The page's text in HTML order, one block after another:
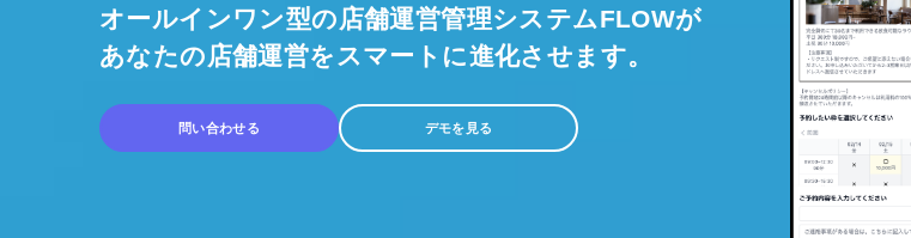
オールインワン型の店舗運営管理システムFLOWが
あなたの店舗運営をスマートに進化させます。
問い合わせる デモを見る